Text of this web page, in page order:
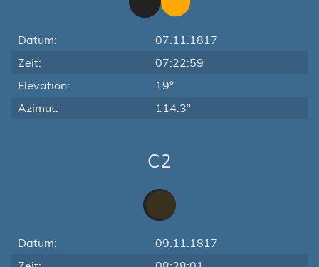
Datum:
07.11.1817
Zeit:
07:22:59
Elevation:
19°
Azimut:
114.3°
C2
Datum:
09.11.1817